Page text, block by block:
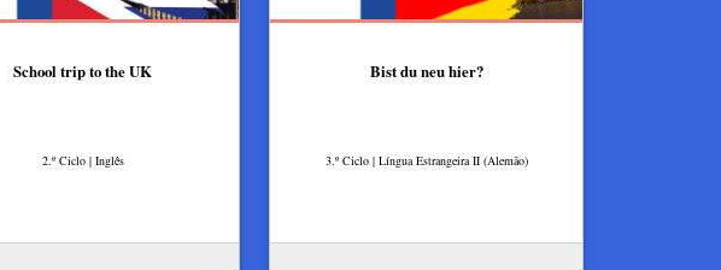
School trip to the UK
2.º Ciclo | Inglês
Bist du neu hier?
3.º Ciclo | Língua Estrangeira II (Alemão)